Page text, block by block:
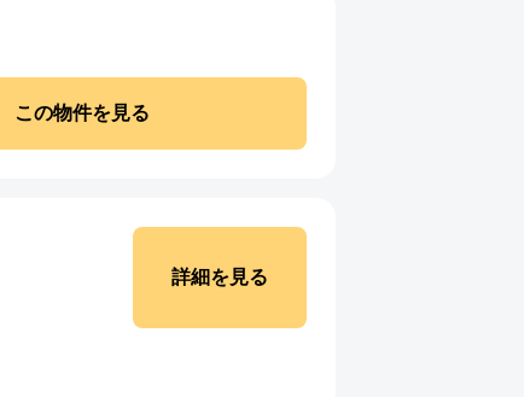
この物件を見る
詳細を見る